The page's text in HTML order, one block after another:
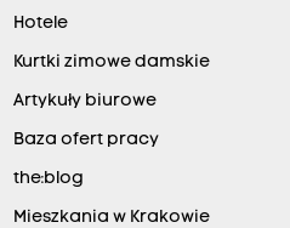
Hotele
Kurtki zimowe damskie
Artykuły biurowe
Baza ofert pracy
the:blog
Mieszkania w Krakowie